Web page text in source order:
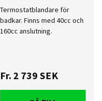
Termostatblandare för
badkar. Finns med 40cc och
160cc anslutning.
Fr. 2 739 SEK